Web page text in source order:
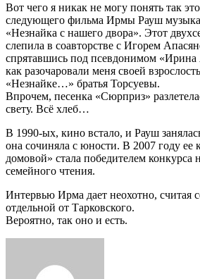
Вот чего я никак не могу понять так
следующего фильма Ирмы Рауш
«Незнайка с нашего двора». Этот
слепила в соавторстве с Игорем
спрятавшись под псевдонимом
как разочаровали меня своей
«Незнайке…» братья Торсуевы.
Впрочем, песенка «Сюрприз»
свету. Всё хлеб…
В 1990-ых, кино встало, и Рауш
она сочиняла с юности. В 2007 году ее
домовой» стала победителем
семейного чтения.
Интервью Ирма дает неохотно, считая
отдельной от Тарковского.
Вероятно, так оно и есть.